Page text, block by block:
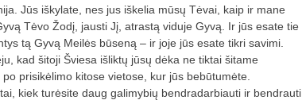
Jūs iškylate, nes jus iškelia mūsų Tėvai, kaip ir mane
Tėvo Žodį, jausti Jį, atrastą viduje Gyvą. Ir jūs esate tie
tą Gyvą Meilės būseną – ir joje jūs esate tikri savimi.
kad šitoji Šviesa išliktų jūsų dėka ne tiktai šitame
prisikėlimo kitose vietose, kur jūs bebūtumėte.
kiek turėsite daug galimybių bendradarbiauti ir bendrauti